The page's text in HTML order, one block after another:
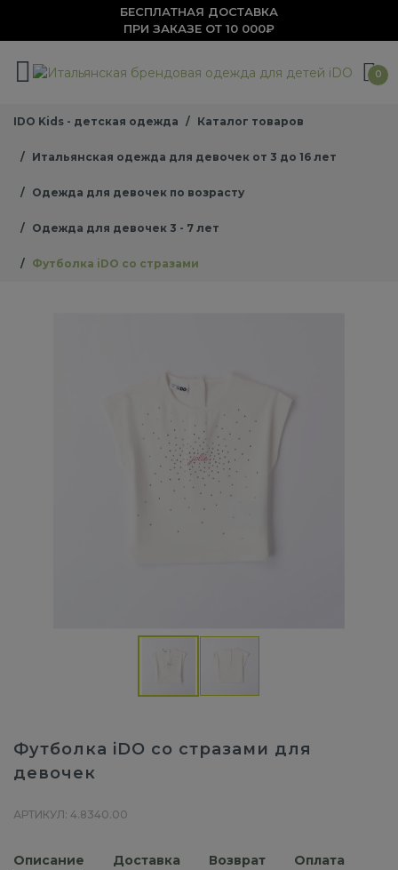
БЕСПЛАТНАЯ ДОСТАВКА
ПРИ ЗАКАЗЕ ОТ 10 000₽
0
IDO Kids - детская одежда Каталог товаров
Итальянская одежда для девочек от 3 до 16 лет
Одежда для девочек по возрасту
Одежда для девочек 3 - 7 лет
Футболка iDO со стразами
Футболка iDO со стразами для
девочек
АРТИКУЛ: 4.8340.00
Описание Доставка Возврат Оплата